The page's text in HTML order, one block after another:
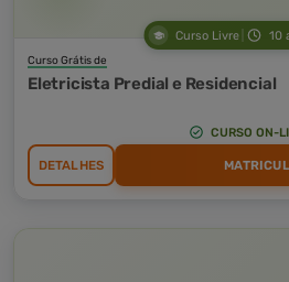
Curso Livre 10
Curso Grátis de
Eletricista Predial e Residencial
CURSO ON-
DETALHES